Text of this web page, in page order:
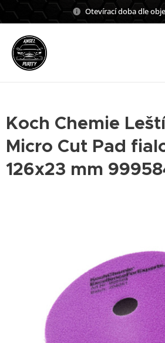
Otevírací doba dle
Koch Chemie
Micro Cut Pad
126x23 mm